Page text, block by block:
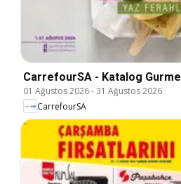
CarrefourSA - Katalog Gurme
01 Ağustos 2026-31 Ağustos 2026
CarrefourSA